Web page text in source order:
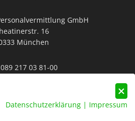
GmbH
16
München
089 217 03 81-00
Datenschutzerklärung | Impressum